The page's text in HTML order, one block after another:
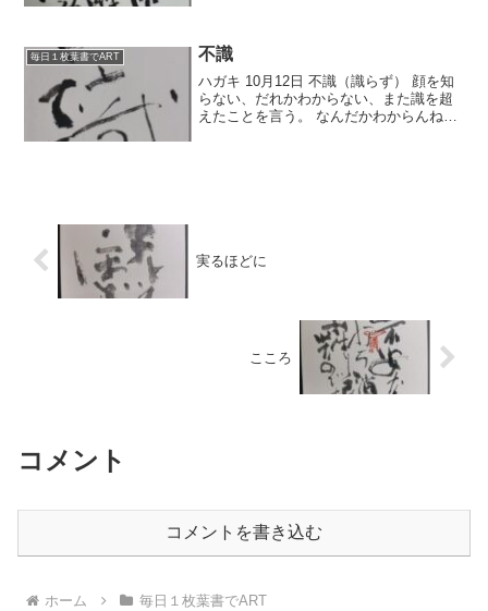
ぱいいっぱ...
毎日１枚葉書でART 不識
ハガキ 10月12日 不識（識らず） 顔を知
らない、だれかわからない、また識を超
えたことを言う。 なんだかわからんねで
実るほどに
こころ
コメント
コメントを書き込む
ホーム 毎日１枚葉書でART